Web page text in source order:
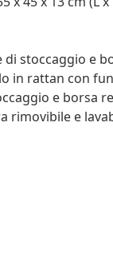
stoccaggio e
in rattan con
e borsa
rimovibile e